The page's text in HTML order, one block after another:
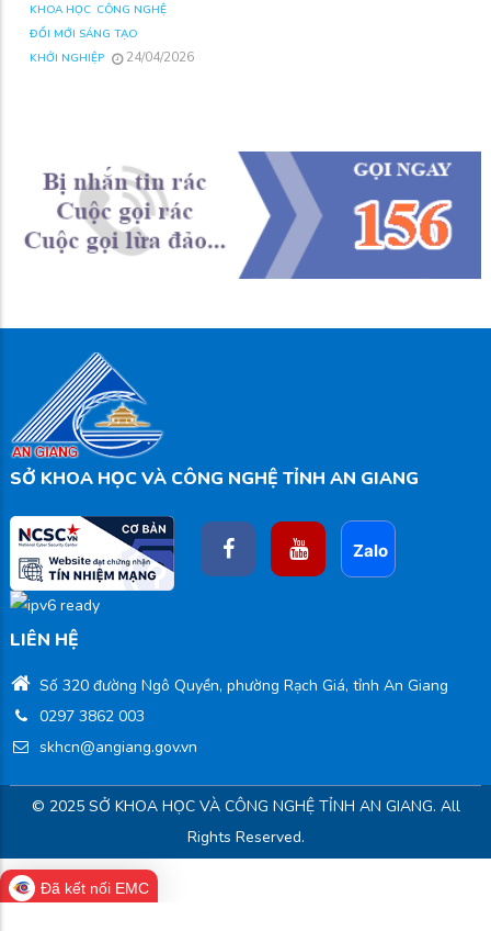
KHOA HỌC CÔNG NGHỆ
ĐỔI MỚI SÁNG TẠO
KHỞI NGHIỆP
24/04/2026
SỞ KHOA HỌC VÀ CÔNG NGHỆ TỈNH AN GIANG
LIÊN HỆ
Số 320 đường Ngô Quyền, phường Rạch Giá, tỉnh An Giang
0297 3862 003
skhcn@angiang.gov.vn
© 2025 SỞ KHOA HỌC VÀ CÔNG NGHỆ TỈNH AN GIANG. All
Rights Reserved.
Đã kết nối EMC